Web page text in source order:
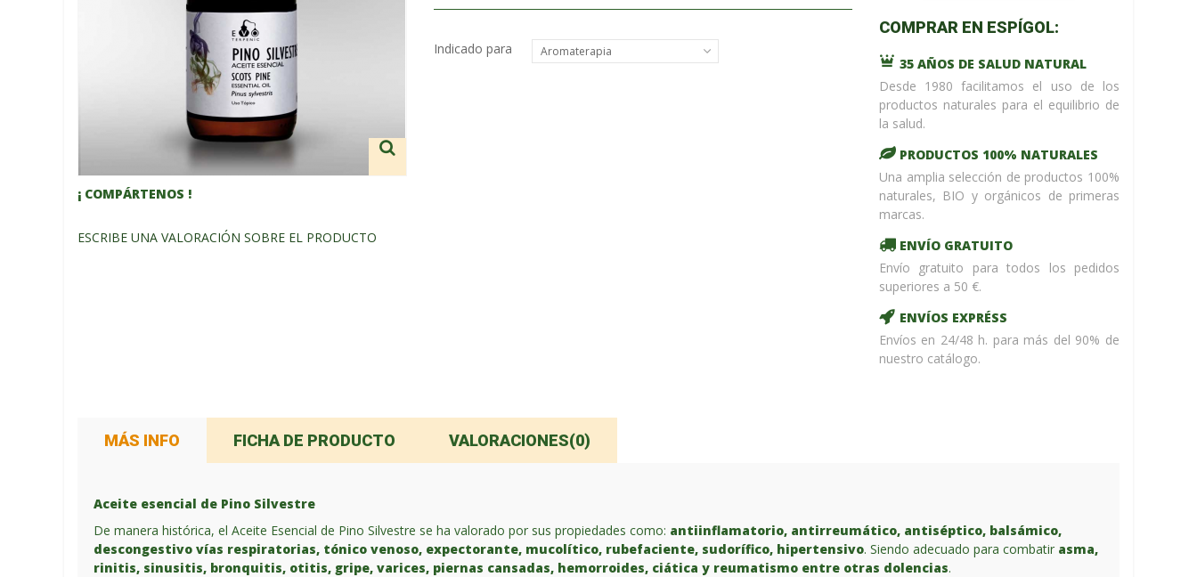
/home/upntonvr/
codeon
line 59
¡ %Dto !
¡ COMPÁRTENOS !
ESCRIBE UNA VALORACIÓN SOBRE EL PRODUCTO
Indicado para Aromaterapia
COMPRAR EN ESPÍGOL:
35 AÑOS DE SALUD NATURAL
Desde 1980 facilitamos el uso de los
productos naturales para el equilibrio de
la salud.
PRODUCTOS 100% NATURALES
Una amplia selección de productos 100%
naturales, BIO y orgánicos de primeras
marcas.
ENVÍO GRATUITO
Envío gratuito para todos los pedidos
superiores a 50 €.
ENVÍOS EXPRÉSS
Envíos en 24/48 h. para más del 90% de
nuestro catálogo.
MÁS INFO FICHA DE PRODUCTO VALORACIONES(0)
Aceite esencial de Pino Silvestre
De manera histórica, el Aceite Esencial de Pino Silvestre se ha valorado por sus propiedades como: antiinflamatorio, antirreumático, antiséptico, balsámico,
descongestivo vías respiratorias, tónico venoso, expectorante, mucolítico, rubefaciente, sudorífico, hipertensivo. Siendo adecuado para combatir asma,
rinitis, sinusitis, bronquitis, otitis, gripe, varices, piernas cansadas, hemorroides, ciática y reumatismo entre otras dolencias.